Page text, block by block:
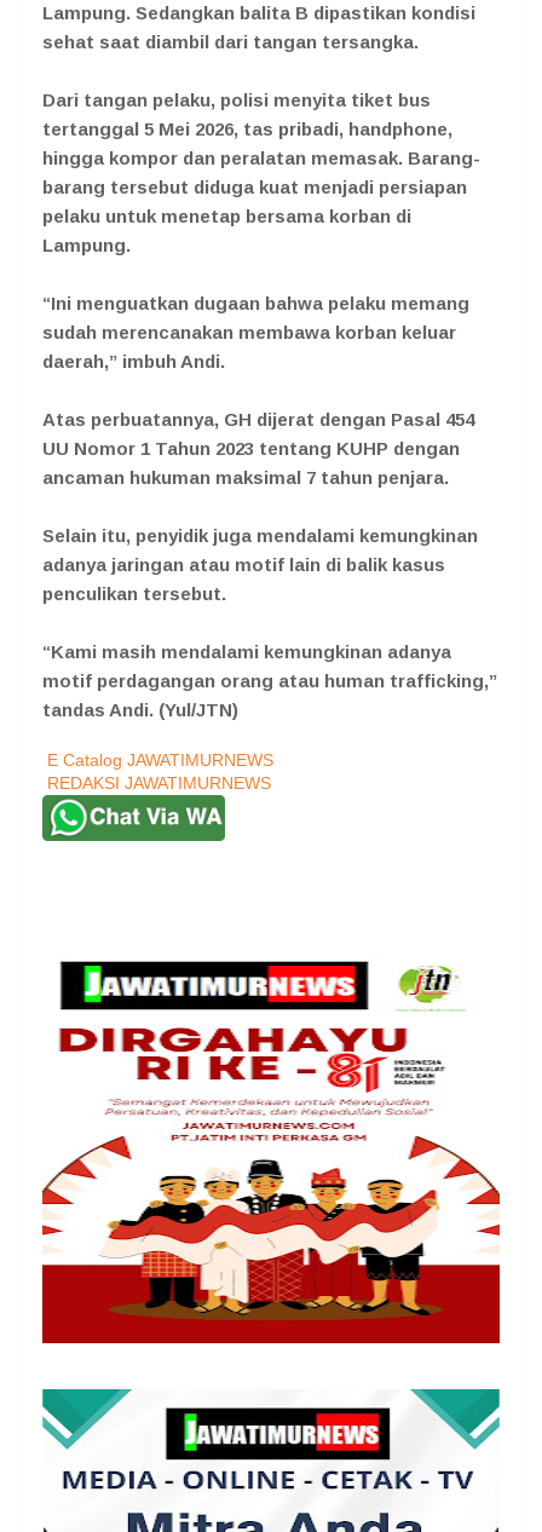
Lampung. Sedangkan balita B dipastikan kondisi
sehat saat diambil dari tangan tersangka.
Dari tangan pelaku, polisi menyita tiket bus
tertanggal 5 Mei 2026, tas pribadi, handphone,
hingga kompor dan peralatan memasak. Barang-
barang tersebut diduga kuat menjadi persiapan
pelaku untuk menetap bersama korban di
Lampung.
“Ini menguatkan dugaan bahwa pelaku memang
sudah merencanakan membawa korban keluar
daerah,” imbuh Andi.
Atas perbuatannya, GH dijerat dengan Pasal 454
UU Nomor 1 Tahun 2023 tentang KUHP dengan
ancaman hukuman maksimal 7 tahun penjara.
Selain itu, penyidik juga mendalami kemungkinan
adanya jaringan atau motif lain di balik kasus
penculikan tersebut.
“Kami masih mendalami kemungkinan adanya
motif perdagangan orang atau human trafficking,”
tandas Andi. (Yul/JTN)
E Catalog JAWATIMURNEWS
REDAKSI JAWATIMURNEWS